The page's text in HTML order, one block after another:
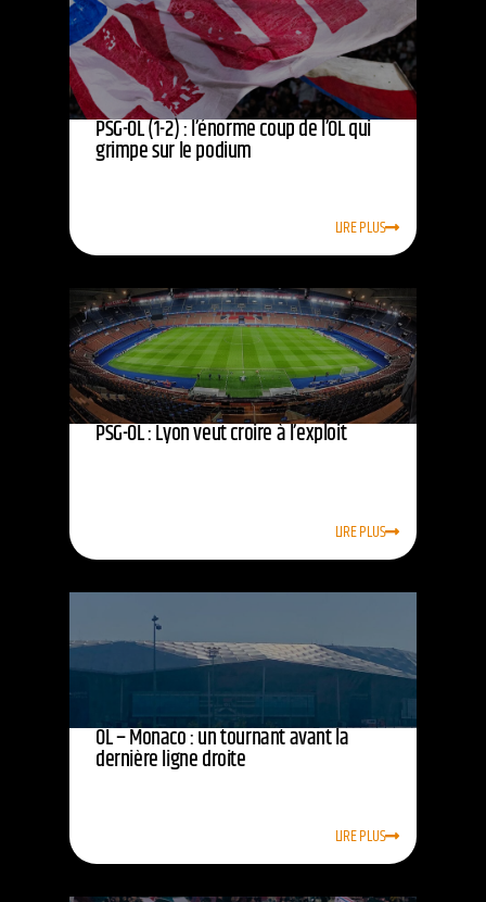
PSG-OL (1-2) : l’énorme coup de l’OL qui
grimpe sur le podium
LIRE PLUS
PSG-OL : Lyon veut croire à l’exploit
LIRE PLUS
OL – Monaco : un tournant avant la
dernière ligne droite
LIRE PLUS